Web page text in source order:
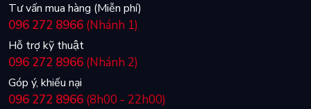
Tư vấn mua hàng (Miễn phí)
096 272 8966 (Nhánh 1)
Hỗ trợ kỹ thuật
096 272 8966 (Nhánh 2)
Góp ý, khiếu nại
096 272 8966 (8h00 - 22h00)